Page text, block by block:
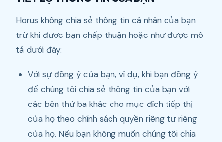
Horus không chia sẻ thông tin cá nhân của bạn
trừ khi được bạn chấp thuận hoặc như được mô
tả dưới đây:
Với sự đồng ý của bạn, ví dụ, khi bạn đồng ý
để chúng tôi chia sẻ thông tin của bạn với
các bên thứ ba khác cho mục đích tiếp thị
của họ theo chính sách quyền riêng tư riêng
của họ. Nếu bạn không muốn chúng tôi chia